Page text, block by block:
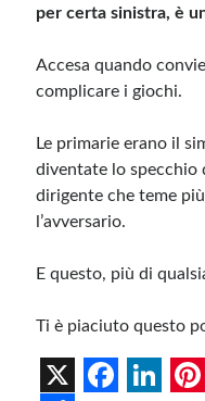
per certa sinistra, è
Accesa quando
complicare i giochi.
Le primarie erano il
diventate lo specchio
dirigente che teme
l’avversario.
E questo, più di
Ti è piaciuto questo